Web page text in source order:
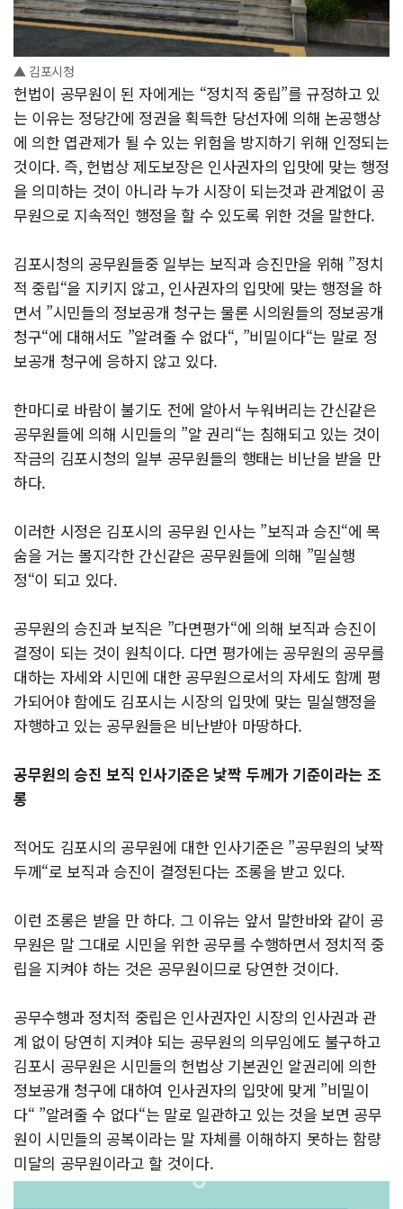
▲ 김포시청
헌법이 공무원이 된 자에게는 “정치적 중립”를 규정하고 있
는 이유는 정당간에 정권을 획득한 당선자에 의해 논공행상
에 의한 엽관제가 될 수 있는 위험을 방지하기 위해 인정되는
것이다. 즉, 헌법상 제도보장은 인사권자의 입맛에 맞는 행정
을 의미하는 것이 아니라 누가 시장이 되는것과 관계없이 공
무원으로 지속적인 행정을 할 수 있도록 위한 것을 말한다.
김포시청의 공무원들중 일부는 보직과 승진만을 위해 ”정치
적 중립“을 지키지 않고, 인사권자의 입맛에 맞는 행정을 하
면서 ”시민들의 정보공개 청구는 물론 시의원들의 정보공개
청구“에 대해서도 ”알려줄 수 없다“, ”비밀이다“는 말로 정
보공개 청구에 응하지 않고 있다.
한마디로 바람이 불기도 전에 알아서 누워버리는 간신같은
공무원들에 의해 시민들의 ”알 권리“는 침해되고 있는 것이
작금의 김포시청의 일부 공무원들의 행태는 비난을 받을 만
하다.
이러한 시정은 김포시의 공무원 인사는 ”보직과 승진“에 목
숨을 거는 몰지각한 간신같은 공무원들에 의해 ”밀실행
정“이 되고 있다.
공무원의 승진과 보직은 ”다면평가“에 의해 보직과 승진이
결정이 되는 것이 원칙이다. 다면 평가에는 공무원의 공무를
대하는 자세와 시민에 대한 공무원으로서의 자세도 함께 평
가되어야 함에도 김포시는 시장의 입맛에 맞는 밀실행정을
자행하고 있는 공무원들은 비난받아 마땅하다.
공무원의 승진 보직 인사기준은 낯짝 두께가 기준이라는 조
롱
적어도 김포시의 공무원에 대한 인사기준은 ”공무원의 낮짝
두께“로 보직과 승진이 결정된다는 조롱을 받고 있다.
이런 조롱은 받을 만 하다. 그 이유는 앞서 말한바와 같이 공
무원은 말 그대로 시민을 위한 공무를 수행하면서 정치적 중
립을 지켜야 하는 것은 공무원이므로 당연한 것이다.
공무수행과 정치적 중립은 인사권자인 시장의 인사권과 관
계 없이 당연히 지켜야 되는 공무원의 의무임에도 불구하고
김포시 공무원은 시민들의 헌법상 기본권인 알권리에 의한
정보공개 청구에 대하여 인사권자의 입맛에 맞게 ”비밀이
다“ ”알려줄 수 없다“는 말로 일관하고 있는 것을 보면 공무
원이 시민들의 공복이라는 말 자체를 이해하지 못하는 함량
미달의 공무원이라고 할 것이다.